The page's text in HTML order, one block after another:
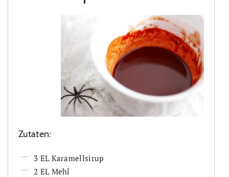
Zutaten:
3 EL Karamellsirup
2 EL Mehl